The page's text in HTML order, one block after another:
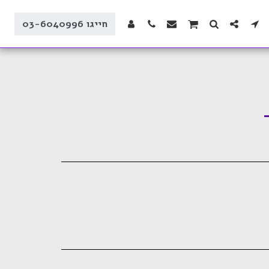
חייגו 03-6040996